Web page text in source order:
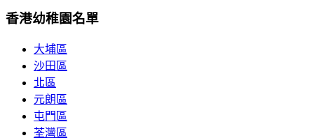
香港幼稚園名單
大埔區
沙田區
北區
元朗區
屯門區
荃灣區